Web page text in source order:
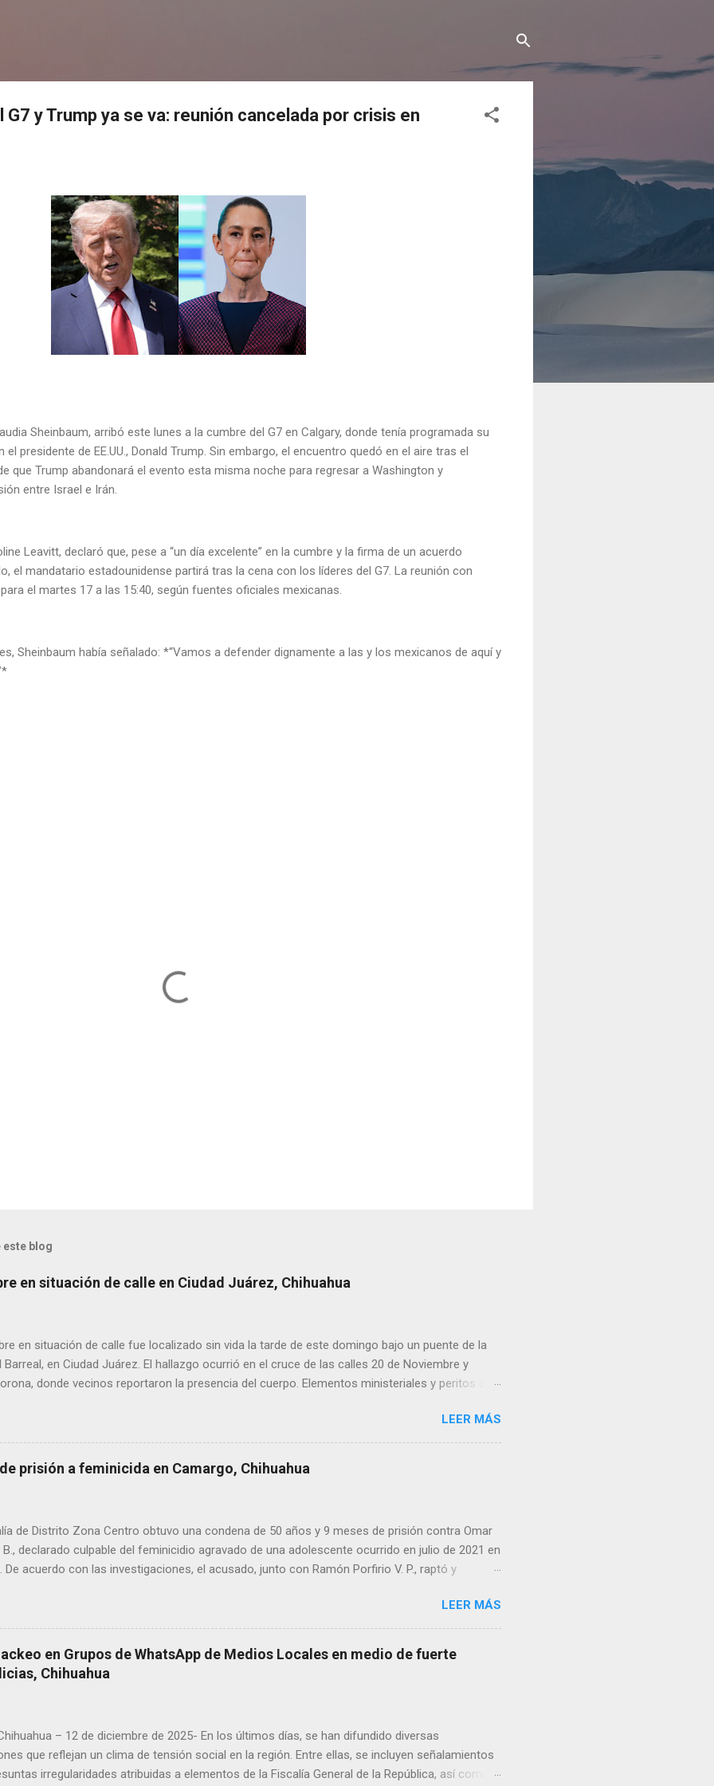
G7 y Trump ya se va: reunión cancelada por crisis en
Sheinbaum, arribó este lunes a la cumbre del G7 en Calgary, donde tenía programada su
presidente de EE.UU., Donald Trump. Sin embargo, el encuentro quedó en el aire tras el
que Trump abandonará el evento esta misma noche para regresar a Washington y
entre Israel e Irán.
Leavitt, declaró que, pese a “un día excelente” en la cumbre y la firma de un acuerdo
el mandatario estadounidense partirá tras la cena con los líderes del G7. La reunión con
el martes 17 a las 15:40, según fuentes oficiales mexicanas.
Sheinbaum había señalado: *“Vamos a defender dignamente a las y los mexicanos de aquí y
este blog
en situación de calle en Ciudad Juárez, Chihuahua
en situación de calle fue localizado sin vida la tarde de este domingo bajo un puente de la
Barreal, en Ciudad Juárez. El hallazgo ocurrió en el cruce de las calles 20 de Noviembre y
donde vecinos reportaron la presencia del cuerpo. Elementos ministeriales y peritos de
que el hombre solía pernoctar en ese lugar, aunque desconocen su identidad.LEER MÁS
prisión a feminicida en Camargo, Chihuahua
de Distrito Zona Centro obtuvo una condena de 50 años y 9 meses de prisión contra Omar
B., declarado culpable del feminicidio agravado de una adolescente ocurrido en julio de 2021 en
De acuerdo con las investigaciones, el acusado, junto con Ramón Porfirio V. P., raptó y
Contec. El Tribunal de Enjuiciamiento del Distrito Judicial Camargo ordenó que la pena se
el Centro de Reinserción Social Estatal número 1 de Aquiles Serdán, además de imponer el
mil 500 pesos por reparación del daño y una multa de 58 mil pesos. Cabe recordar que en
año, Ramón Porfirio V. P. recibió una sentencia de 45 años de prisión por su participación
LEER MÁS
en Grupos de WhatsApp de Medios Locales en medio de fuerte
Chihuahua
– 12 de diciembre de 2025- En los últimos días, se han difundido diversas
que reflejan un clima de tensión social en la región. Entre ellas, se incluyen señalamientos
irregularidades atribuidas a elementos de la Fiscalía General de la República, así como